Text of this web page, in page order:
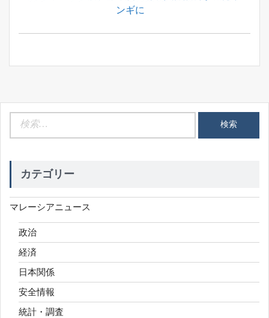
ゲ
シ
ン
ンギに
カテゴリー
マレーシアニュース
政治
経済
日本関係
安全情報
統計・調査